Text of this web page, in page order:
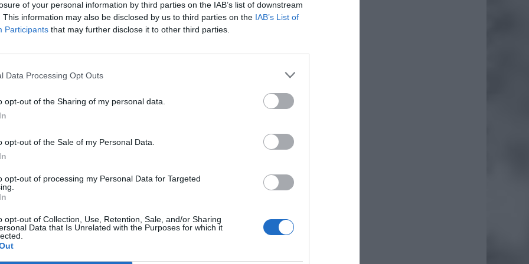
of your personal information by third parties on the IAB’s list of downstream
This information may also be disclosed by us to third parties on the IAB’s List of
Participants that may further disclose it to other third parties.
Data Processing Opt Outs
opt-out of the Sharing of my personal data.
opt-out of the Sale of my Personal Data.
opt-out of processing my Personal Data for Targeted
opt-out of Collection, Use, Retention, Sale, and/or Sharing
Data that Is Unrelated with the Purposes for which it
nas do preferowanych źródeł w Google Dodaj
Świętonowska